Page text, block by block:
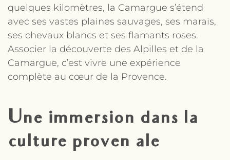
quelques kilomètres, la Camargue s’étend
avec ses vastes plaines sauvages, ses marais,
ses chevaux blancs et ses flamants roses.
Associer la découverte des Alpilles et de la
Camargue, c’est vivre une expérience
complète au cœur de la Provence.
Une immersion dans la
culture provençale